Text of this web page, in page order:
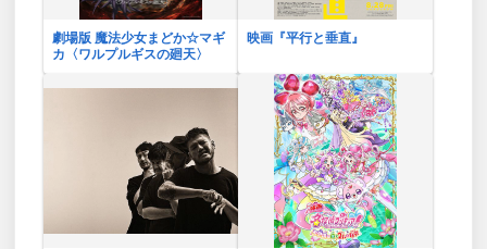
劇場版 魔法少女まどか☆マギ
カ〈ワルプルギスの廻天〉
映画『平行と垂直』